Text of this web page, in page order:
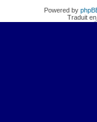
Powered by
Traduit